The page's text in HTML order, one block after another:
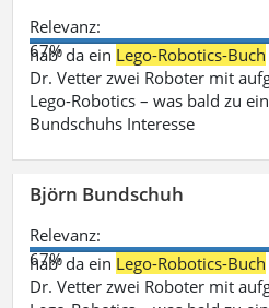
Relevanz:
67%
hab‘ da ein Lego-Robotics-Buch
Dr. Vetter zwei Roboter mit
Lego-Robotics – was bald zu
Bundschuhs Interesse
Björn Bundschuh
Relevanz:
67%
hab‘ da ein Lego-Robotics-Buch
Dr. Vetter zwei Roboter mit